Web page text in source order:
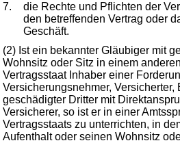
7.
die Rechte und Pflichten der
den betreffenden Vertrag oder
Geschäft.
(2) Ist ein bekannter Gläubiger mit
Wohnsitz oder Sitz in einem
Vertragsstaat Inhaber einer
Versicherungsnehmer, Versicherter,
geschädigter Dritter mit
Versicherer, so ist er in einer
Vertragsstaats zu unterrichten, in
Aufenthalt oder seinen Wohnsitz